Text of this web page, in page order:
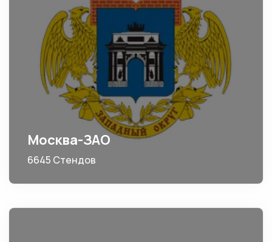
Москва-ЗАО
6645 Стендов